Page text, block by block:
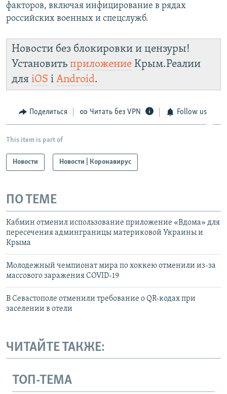
факторов, включая инфицирование в рядах
российских военных и спецслужб.
Новости без блокировки и цензуры!
Установить приложение Крым.Реалии
для iOS і Android.
Поделиться Читать без VPN Follow us
This item is part of
Новости Новости | Коронавирус
ПО ТЕМЕ
Кабмин отменил использование приложение «Вдома» для
пересечения админграницы материковой Украины и
Крыма
Молодежный чемпионат мира по хоккею отменили из-за
массового заражения COVID-19
В Севастополе отменили требование о QR-кодах при
заселении в отели
ЧИТАЙТЕ ТАКЖЕ:
ТОП-ТЕМА